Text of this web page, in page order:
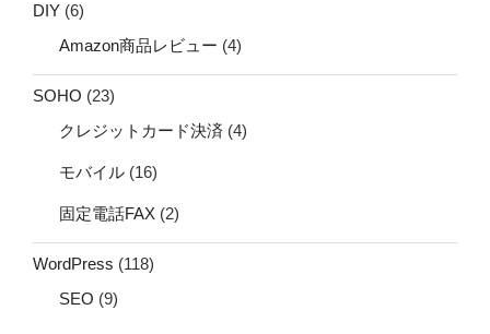
DIY (6)
Amazon商品レビュー (4)
SOHO (23)
クレジットカード決済 (4)
モバイル (16)
固定電話FAX (2)
WordPress (118)
SEO (9)